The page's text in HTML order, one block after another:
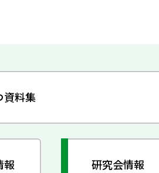
資料集
報 研究会情報